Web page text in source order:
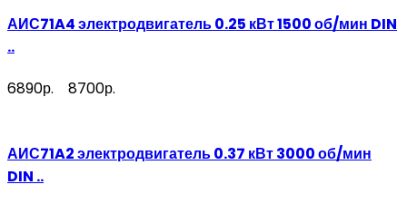
АИС71A4 электродвигатель 0.25 кВт 1500 об/мин DIN
..
6890р. 8700р.
АИС71A2 электродвигатель 0.37 кВт 3000 об/мин
DIN ..